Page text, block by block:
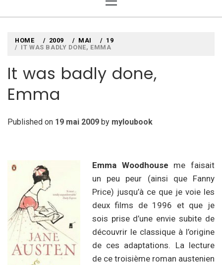
Menu
HOME 2009 MAI
19
IT WAS BADLY DONE, EMMA
It was badly done,
Emma
Published on 19 mai 2009 by myloubook
Emma Woodhouse me faisait
un peu peur (ainsi que Fanny
Price) jusqu’à ce que je voie les
deux films de 1996 et que je
sois prise d’une envie subite de
découvrir le classique à l’origine
de ces adaptations. La lecture
de ce troisième roman austenien